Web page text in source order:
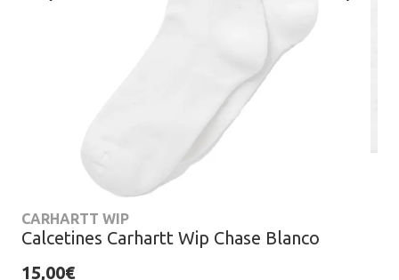
CARHARTT WIP
Calcetines Carhartt Wip Chase Blanco
15,00€